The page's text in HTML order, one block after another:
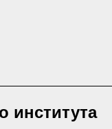
института